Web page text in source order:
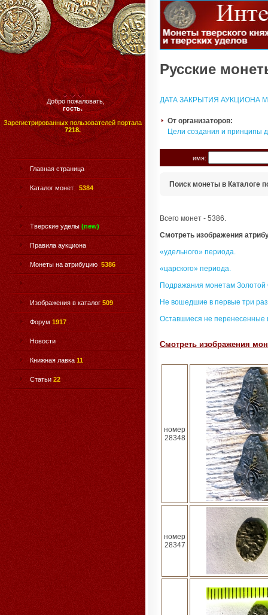
Добро пожаловать,
гость.
Зарегистрированных пользователей портала
7218.
Главная страница
Каталог монет 5384
Тверские уделы (new)
Правила аукциона
Монеты на атрибуцию 5386
Изображения в каталог 509
Форум 1917
Новости
Книжная лавка 11
Статьи 22
Русские
ДАТА ЗАКРЫТИЯ АУКЦИОНА
От организаторов:
Цели создания и принципы
имя:
Поиск монеты в Каталоге
Всего монет - 5386.
Смотреть изображения
«удельного» периода.
«царского» периода.
Подражания монетам
Не вошедшие в первые три
Оставшиеся не перенесенные
Смотреть изображения
номер
28348
номер
28347